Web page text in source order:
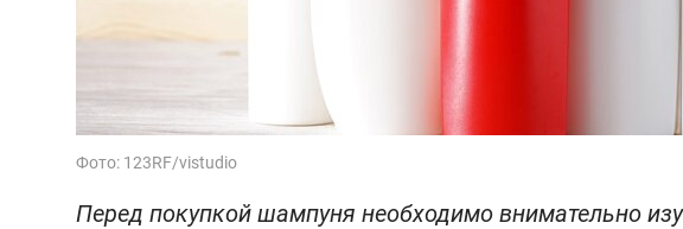
Фото: 123RF/vistudio
Перед покупкой шампуня необходимо внимательно